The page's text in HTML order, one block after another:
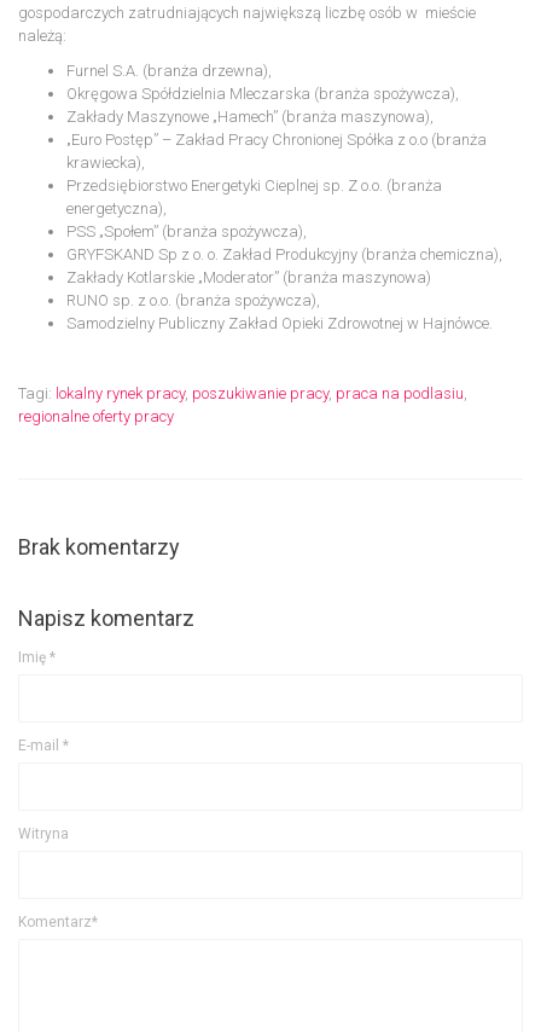
gospodarczych zatrudniających największą liczbę osób w mieście
należą:
Furnel S.A. (branża drzewna),
Okręgowa Spółdzielnia Mleczarska (branża spożywcza),
Zakłady Maszynowe „Hamech” (branża maszynowa),
„Euro Postęp” – Zakład Pracy Chronionej Spółka z o.o (branża
krawiecka),
Przedsiębiorstwo Energetyki Cieplnej sp. Z o.o. (branża
energetyczna),
PSS „Społem” (branża spożywcza),
GRYFSKAND Sp z o. o. Zakład Produkcyjny (branża chemiczna),
Zakłady Kotlarskie „Moderator” (branża maszynowa)
RUNO sp. z o.o. (branża spożywcza),
Samodzielny Publiczny Zakład Opieki Zdrowotnej w Hajnówce.
Tagi: lokalny rynek pracy, poszukiwanie pracy, praca na podlasiu
regionalne oferty pracy
Brak komentarzy
Napisz komentarz
Imię *
E-mail *
Witryna
Komentarz*